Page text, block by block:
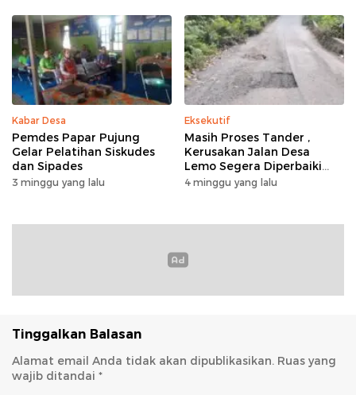
Kabar Desa
Pemdes Papar Pujung
Gelar Pelatihan Siskudes
dan Sipades
3 minggu yang lalu
Eksekutif
Masih Proses Tander ,
Kerusakan Jalan Desa
Lemo Segera Diperbaiki
Tahun Ini
4 minggu yang lalu
Tinggalkan Balasan
Alamat email Anda tidak akan dipublikasikan. Ruas yang
wajib ditandai *